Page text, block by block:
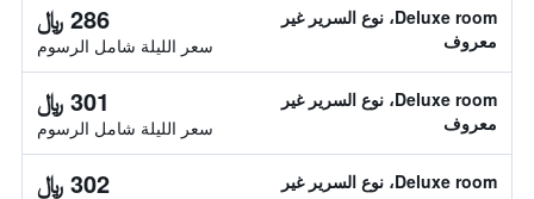
Deluxe room، نوع السرير غير
معروف
286 ﷼
سعر الليلة شامل الرسوم
Deluxe room، نوع السرير غير
معروف
301 ﷼
سعر الليلة شامل الرسوم
Deluxe room، نوع السرير غير
302 ﷼